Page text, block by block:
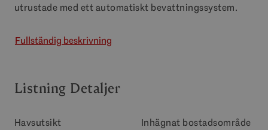
utrustade med ett automatiskt bevattningssystem.
Fullständig beskrivning
Listning Detaljer
Havsutsikt
Inhägnat bostadsområde